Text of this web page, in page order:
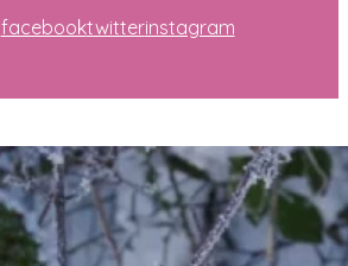
facebooktwitterinstagram